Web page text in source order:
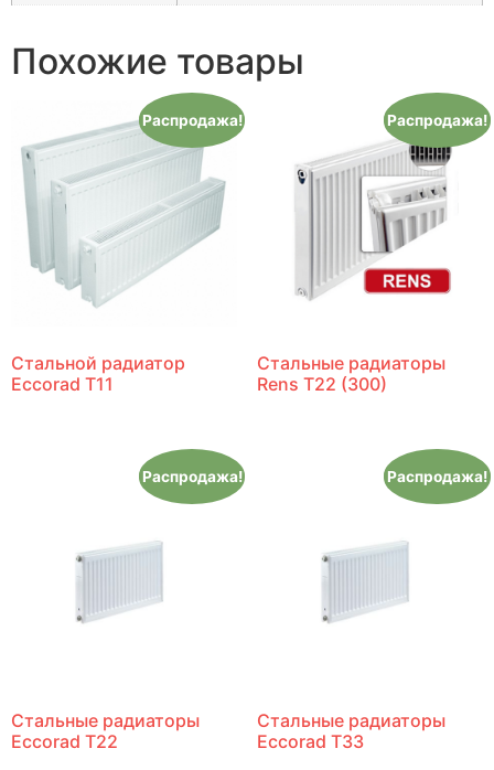
Похожие товары
Распродажа!
Стальной радиатор
Eccorad T11
Распродажа!
Стальные радиаторы
Rens T22 (300)
Распродажа!
Стальные радиаторы
Eccorad T22
Распродажа!
Стальные радиаторы
Eccorad T33